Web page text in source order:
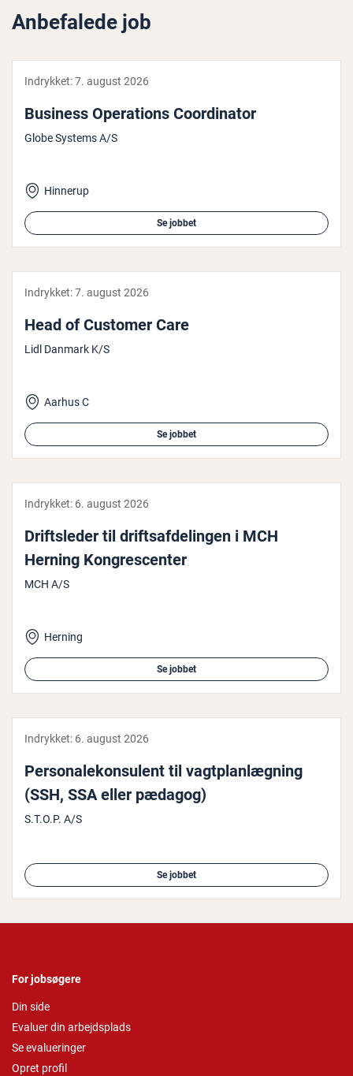
Anbefalede job
Indrykket:7. august 2026
Business Ope­ra­tions Co­or­di­na­tor
Globe Systems A/S
Hinnerup
Se jobbet
Indrykket:7. august 2026
Head of Customer Care
Lidl Danmark K/S
Aarhus C
Se jobbet
Indrykket: 6. august 2026
Drifts­le­der til drifts­af­de­lin­gen i MCH
Herning Kon­gres­cen­ter
MCH A/S
Herning
Se jobbet
Indrykket: 6. august 2026
Per­so­na­le­kon­su­lent til vagt­plan­læg­ning
(SSH, SSA eller pædagog)
S.T.O.P. A/S
Se jobbet
For jobsøgere
Din side
Evaluer din arbejdsplads
Se evalueringer
Opret profil